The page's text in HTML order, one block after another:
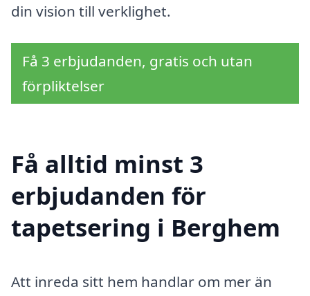
din vision till verklighet.
Få 3 erbjudanden, gratis och utan
förpliktelser
Få alltid minst 3
erbjudanden för
tapetsering i Berghem
Att inreda sitt hem handlar om mer än